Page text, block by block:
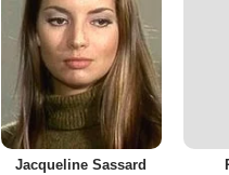
Jacqueline Sassard